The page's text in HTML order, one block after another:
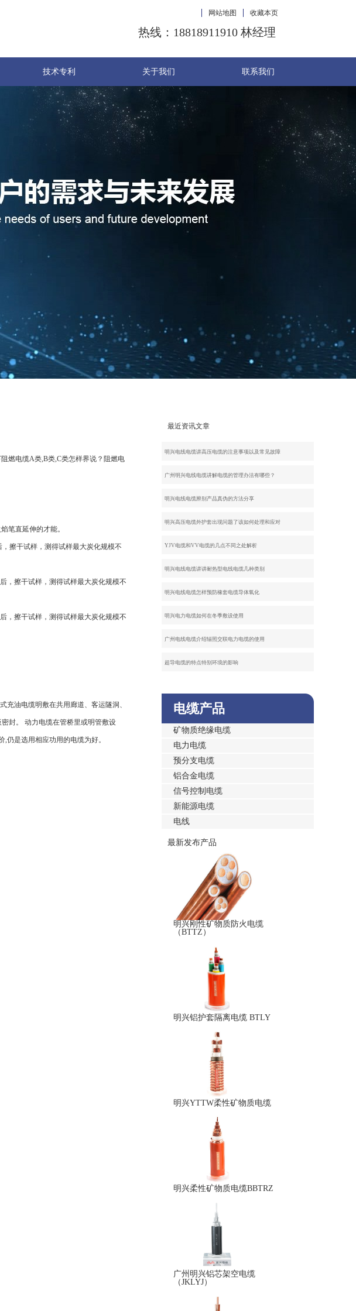
收藏本页
网站地图
热线：18818911910 林经理
技术专利 关于我们 联系我们
燃电缆A类,B类,C类怎样界说？阻燃电
笔直延伸的才能。
擦干试样，测得试样最大炭化规模不
，擦干试样，测得试样最大炭化规模不
，擦干试样，测得试样最大炭化规模不
油电缆明敷在共用廊道、客运隧洞、
封。 动力电缆在管桥里或明管敷设
仍是选用相应功用的电缆为好。
最近资讯文章
明兴电线电缆讲高压电缆的注意事项以及常见故障
广州明兴电线电缆讲解电缆的管理办法有哪些？
明兴电线电缆辨别产品真伪的方法分享
明兴高压电缆外护套出现问题了该如何处理和应对
YJV电缆和VV电缆的几点不同之处解析
明兴电线电缆讲讲耐热型电线电缆几种类别
明兴电线电缆怎样预防橡套电缆导体氧化
明兴电力电缆如何在冬季敷设使用
广州电线电缆介绍辐照交联电力电缆的使用
超导电缆的特点特别环境的影响
电缆产品
矿物质绝缘电缆
电力电缆
预分支电缆
铝合金电缆
信号控制电缆
新能源电缆
电线
最新发布产品
明兴刚性矿物质防火电缆
（BTTZ）
明兴铝护套隔离电缆 BTLY
明兴YTTW柔性矿物质电缆
明兴柔性矿物质电缆BBTRZ
广州明兴铝芯架空电缆
（JKLYJ）